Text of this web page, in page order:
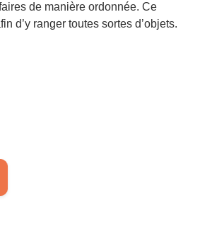
de manière ordonnée. Ce
d’y ranger toutes sortes d’objets.